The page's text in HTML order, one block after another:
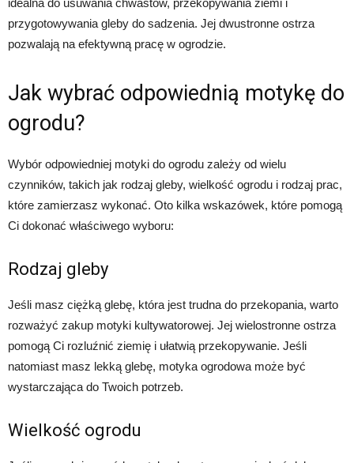
przygotowywania gleby do sadzenia. Jej dwustronne ostrza
pozwalają na efektywną pracę w ogrodzie.
Jak wybrać odpowiednią motykę do
ogrodu?
Wybór odpowiedniej motyki do ogrodu zależy od wielu
czynników, takich jak rodzaj gleby, wielkość ogrodu i rodzaj prac,
które zamierzasz wykonać. Oto kilka wskazówek, które pomogą
Ci dokonać właściwego wyboru:
Rodzaj gleby
Jeśli masz ciężką glebę, która jest trudna do przekopania, warto
rozważyć zakup motyki kultywatorowej. Jej wielostronne ostrza
pomogą Ci rozluźnić ziemię i ułatwią przekopywanie. Jeśli
natomiast masz lekką glebę, motyka ogrodowa może być
wystarczająca do Twoich potrzeb.
Wielkość ogrodu